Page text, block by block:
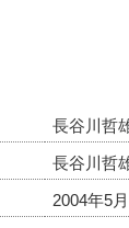
長谷川哲
長谷川哲
2004年5月